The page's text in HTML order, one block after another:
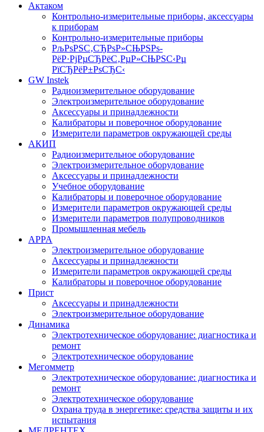
Актаком
Контрольно-измерительные приборы, аксессуары
к приборам
Контрольно-измерительные приборы
РљРѕРЅС‚СЂРѕР»СЊРЅРѕ-
РёР·РјРµСЂРёС‚РµР»СЊРЅС‹Рµ
РїСЂРёР±РѕСЂС‹
GW Instek
Радиоизмерительное оборудование
Электроизмерительное оборудование
Аксессуары и принадлежности
Калибраторы и поверочное оборудование
Измерители параметров окружающей среды
АКИП
Радиоизмерительное оборудование
Электроизмерительное оборудование
Аксессуары и принадлежности
Учебное оборудование
Калибраторы и поверочное оборудование
Измерители параметров окружающей среды
Измерители параметров полупроводников
Промышленная мебель
APPA
Электроизмерительное оборудование
Аксессуары и принадлежности
Измерители параметров окружающей среды
Калибраторы и поверочное оборудование
Прист
Аксессуары и принадлежности
Электроизмерительное оборудование
Динамика
Электротехническое оборудование: диагностика и
ремонт
Электротехническое оборудование
Мегомметр
Электротехническое оборудование: диагностика и
ремонт
Электротехническое оборудование
Охрана труда в энергетике: средства защиты и их
испытания